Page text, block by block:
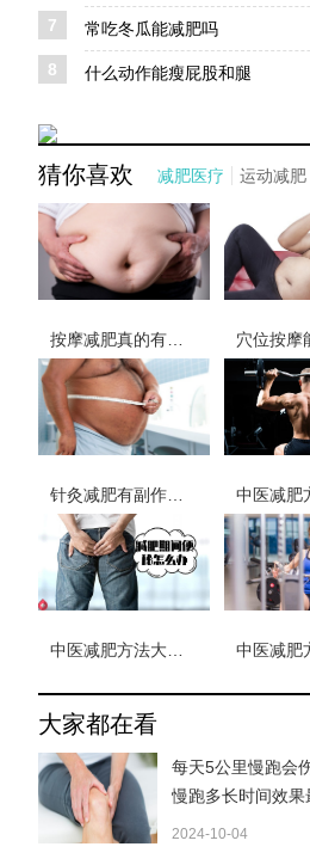
7 常吃冬瓜能减肥吗
8 什么动作能瘦屁股和腿
猜你喜欢 减肥医疗 运动减肥
大家都在看
每天5公里慢跑会
慢跑多长时间效果
2024-10-04